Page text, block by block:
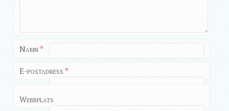
Namn *
E-postadress *
Webbplats